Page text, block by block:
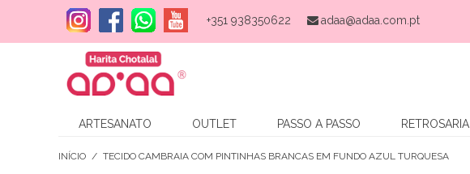
+351 938350622 adaa@adaa.com.pt
ARTESANATO OUTLET PASSO A PASSO RETROSARIA
INÍCIO / TECIDO CAMBRAIA COM PINTINHAS BRANCAS EM FUNDO AZUL TURQUESA